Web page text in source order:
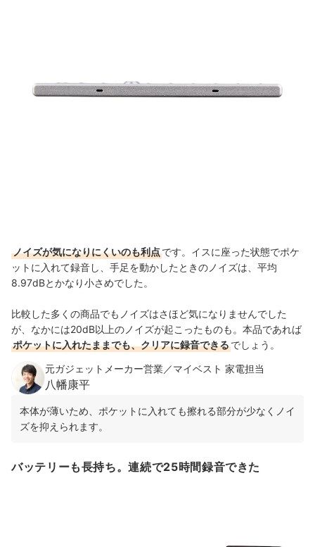
ノイズが気になりにくいのも利点です。イスに座った状態でポケ
ットに入れて録音し、手足を動かしたときのノイズは、平均
8.97dBとかなり小さめでした。
比較した多くの商品でもノイズはさほど気になりませんでした
が、なかには20dB以上のノイズが起こったものも。本品であれば
ポケットに入れたままでも、クリアに録音できるでしょう。
元ガジェットメーカー営業／マイベスト 家電担当
八幡康平
本体が薄いため、ポケットに入れても擦れる部分が少なくノイ
ズを抑えられます。
バッテリーも長持ち。連続で25時間録音できた